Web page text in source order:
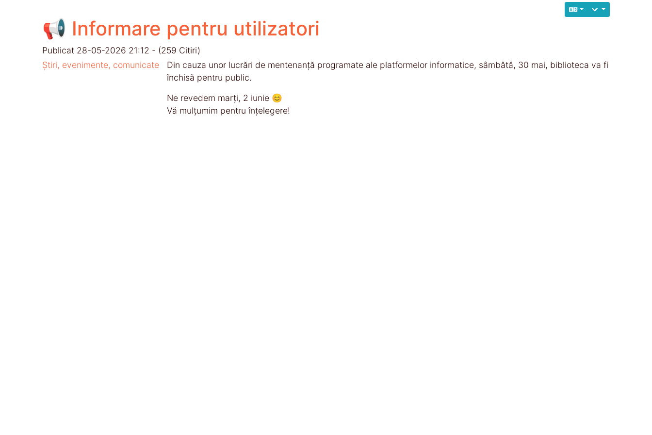
📢 Informare pentru utilizatori
Publicat 28-05-2026 21:12 - (259 Citiri)
Știri, evenimente, comunicate
Din cauza unor lucrări de mentenanță programate ale platformelor informatice, sâmbătă, 30 mai, biblioteca va fi
închisă pentru public.
Ne revedem marți, 2 iunie 😊
Vă mulțumim pentru înțelegere!